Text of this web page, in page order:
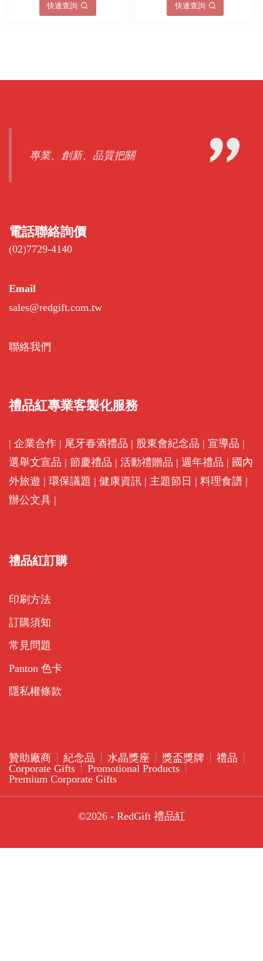
快速查詢 快速查詢
專業、創新、品質把關
電話聯絡詢價
(02)7729-4140
Email
sales@redgift.com.tw
聯絡我們
禮品紅專業客製化服務
| 企業合作 | 尾牙春酒禮品 | 股東會紀念品 | 宣導品 |
選舉文宣品 | 節慶禮品 | 活動禮贈品 | 週年禮品 | 國內
外旅遊 | 環保議題 | 健康資訊 | 主題節日 | 料理食譜 |
辦公文具 |
禮品紅訂購
印刷方法
訂購須知
常見問題
Panton 色卡
隱私權條款
贊助廠商 紀念品 水晶獎座 獎盃獎牌
禮品
Corporate Gifts
Promotional Products
Premium Corporate Gifts
©2026 - RedGift 禮品紅